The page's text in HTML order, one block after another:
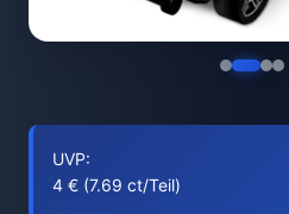
UVP:
4 € (7.69 ct/Teil)